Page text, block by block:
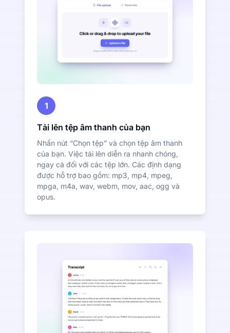
1
Tải lên tệp âm thanh của bạn
Nhấn nút “Chọn tệp” và chọn tệp âm thanh
của bạn. Việc tải lên diễn ra nhanh chóng,
ngay cả đối với các tệp lớn. Các định dạng
được hỗ trợ bao gồm: mp3, mp4, mpeg,
mpga, m4a, wav, webm, mov, aac, ogg và
opus.